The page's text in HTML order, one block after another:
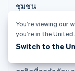
ชุมชน
การประชุมประจำ
เซสชัน
ความเป็นส่วนตัว
You’re viewing our
you’re in the United
Switch to the